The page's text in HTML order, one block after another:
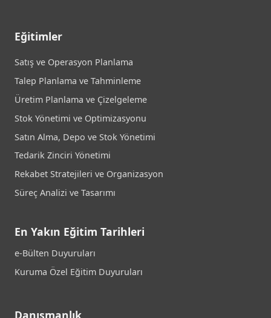
Eğitimler
Satış ve Operasyon Planlama
Talep Planlama ve Tahminleme
Üretim Planlama ve Çizelgeleme
Stok Yönetimi ve Optimizasyonu
Satın Alma, Depo ve Stok Yönetimi
Tedarik Zinciri Yönetimi
Rekabet Stratejileri ve Organizasyon
Süreç Analizi ve Tasarımı
En Yakın Eğitim Tarihleri
e-Bülten Duyuruları
Kuruma Özel Eğitim Duyuruları
Danışmanlık